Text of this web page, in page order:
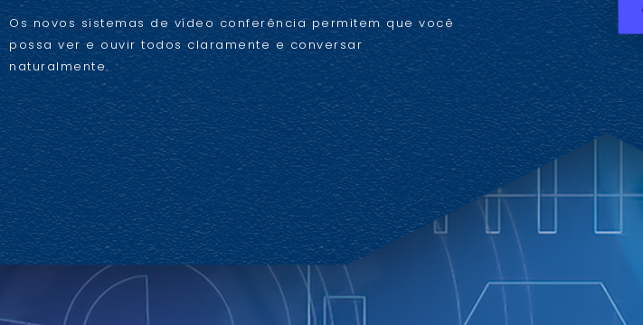
Os novos sistemas de vídeo conferência permitem que você
possa ver e ouvir todos claramente e conversar
naturalmente.